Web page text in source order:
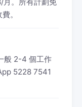
。
般 2-4 個工作
5228 7541